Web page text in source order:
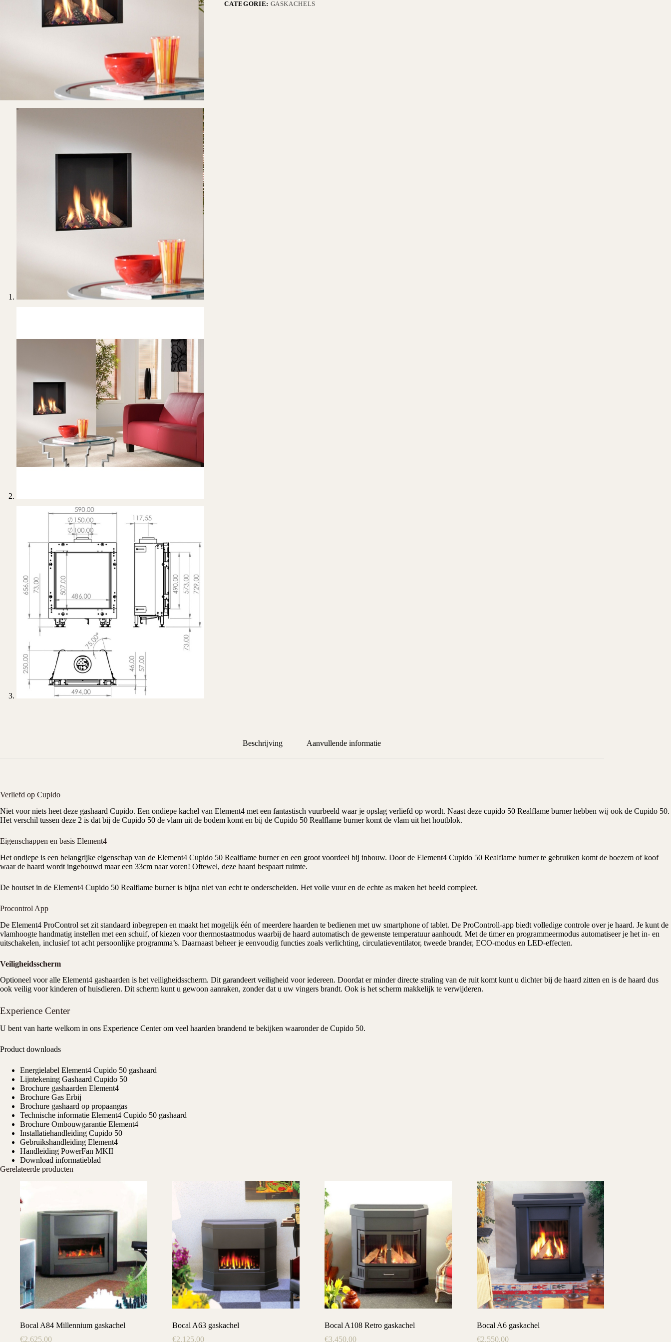
CATEGORIE: GASKACHELS
Beschrijving Aanvullende informatie
Verliefd op Cupido
Niet voor niets heet deze gashaard Cupido. Een ondiepe kachel van Element4 met een fantastisch vuurbeeld waar je opslag verliefd op wordt. Naast deze cupido 50 Realflame burner hebben wij ook de Cupido 50.
Het verschil tussen deze 2 is dat bij de Cupido 50 de vlam uit de bodem komt en bij de Cupido 50 Realflame burner komt de vlam uit het houtblok.
Eigenschappen en basis Element4
Het ondiepe is een belangrijke eigenschap van de Element4 Cupido 50 Realflame burner en een groot voordeel bij inbouw. Door de Element4 Cupido 50 Realflame burner te gebruiken komt de boezem of koof
waar de haard wordt ingebouwd maar een 33cm naar voren! Oftewel, deze haard bespaart ruimte.
De houtset in de Element4 Cupido 50 Realflame burner is bijna niet van echt te onderscheiden. Het volle vuur en de echte as maken het beeld compleet.
Procontrol App
De Element4 ProControl set zit standaard inbegrepen en maakt het mogelijk één of meerdere haarden te bedienen met uw smartphone of tablet. De ProControll-app biedt volledige controle over je haard. Je kunt de
vlamhoogte handmatig instellen met een schuif, of kiezen voor thermostaatmodus waarbij de haard automatisch de gewenste temperatuur aanhoudt. Met de timer en programmeermodus automatiseer je het in- en
uitschakelen, inclusief tot acht persoonlijke programma’s. Daarnaast beheer je eenvoudig functies zoals verlichting, circulatieventilator, tweede brander, ECO-modus en LED-effecten.
Veiligheidsscherm
Optioneel voor alle Element4 gashaarden is het veiligheidsscherm. Dit garandeert veiligheid voor iedereen. Doordat er minder directe straling van de ruit komt kunt u dichter bij de haard zitten en is de haard dus
ook veilig voor kinderen of huisdieren. Dit scherm kunt u gewoon aanraken, zonder dat u uw vingers brandt. Ook is het scherm makkelijk te verwijderen.
Experience Center
U bent van harte welkom in ons Experience Centerom veel haarden brandend te bekijken waaronder de Cupido 50.
Product downloads
Energielabel Element4 Cupido 50 gashaard
Lijntekening Gashaard Cupido 50
Brochure gashaarden Element4
Brochure Gas Erbij
Brochure gashaard op propaangas
Technische informatie Element4 Cupido 50 gashaard
Brochure Ombouwgarantie Element4
Installatiehandleiding Cupido 50
Gebruikshandleiding Element4
Handleiding PowerFan MKII
Download informatieblad
Gerelateerde producten
Bocal A84 Millennium gaskachel
€2.625,00
Bocal A63 gaskachel
€2.125,00
Bocal A108 Retro gaskachel
€3.450,00
Bocal A6 gaskachel
€2.550,00